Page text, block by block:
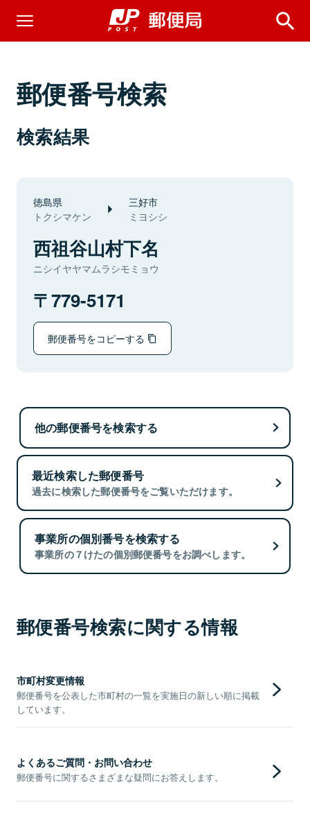
郵便番号検索
検索結果
徳島県
トクシマケン
三好市
ミヨシシ
西祖谷山村下名
ニシイヤヤマムラシモミョウ
779-5171
郵便番号をコピーする
他の郵便番号を検索する
最近検索した郵便番号
過去に検索した郵便番号をご覧いただけます。
事業所の個別番号を検索する
事業所の７けたの個別郵便番号をお調べします。
郵便番号検索に関する情報
市町村変更情報
郵便番号を公表した市町村の一覧を実施日の新しい順に掲載
しています。
よくあるご質問・お問い合わせ
郵便番号に関するさまざまな疑問にお答えします。